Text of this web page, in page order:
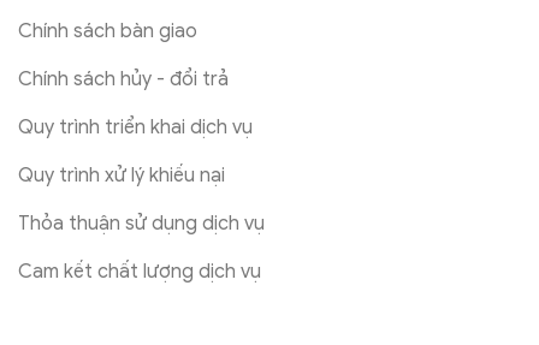
Chính sách bàn giao
Chính sách hủy - đổi trả
Quy trình triển khai dịch vụ
Quy trình xử lý khiếu nại
Thỏa thuận sử dụng dịch vụ
Cam kết chất lượng dịch vụ